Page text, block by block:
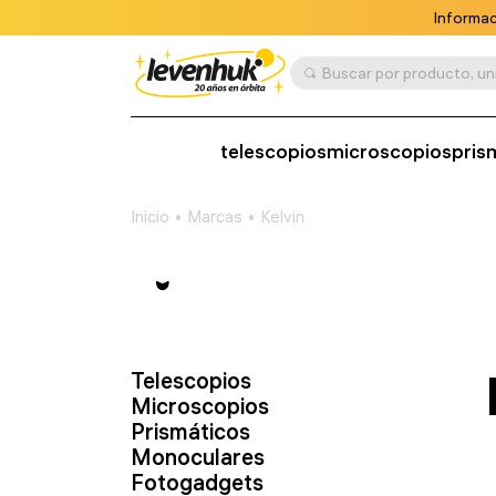
telescopiosmicroscopios
Inicio Marcas Kelvin
Telescopios
Microscopios
Prismáticos
Monoculares
Fotogadgets